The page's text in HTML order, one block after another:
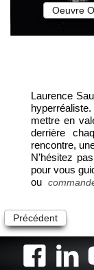
Oeuvre
Laurence
mettre en
derrière
rencontre,
N’hésitez
pour vous
ou
Précédent